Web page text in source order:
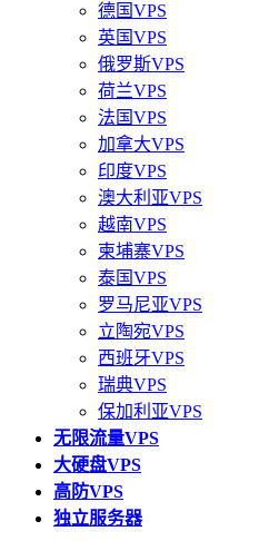
德国VPS
英国VPS
俄罗斯VPS
荷兰VPS
法国VPS
加拿大VPS
印度VPS
澳大利亚VPS
越南VPS
柬埔寨VPS
泰国VPS
罗马尼亚VPS
立陶宛VPS
西班牙VPS
瑞典VPS
保加利亚VPS
无限流量VPS
大硬盘VPS
高防VPS
独立服务器